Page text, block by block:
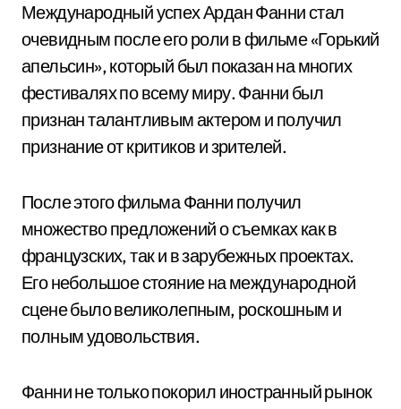
Международный успех Ардан Фанни стал
очевидным после его роли в фильме «Горький
апельсин», который был показан на многих
фестивалях по всему миру. Фанни был
признан талантливым актером и получил
признание от критиков и зрителей.
После этого фильма Фанни получил
множество предложений о съемках как в
французских, так и в зарубежных проектах.
Его небольшое стояние на международной
сцене было великолепным, роскошным и
полным удовольствия.
Фанни не только покорил иностранный рынок